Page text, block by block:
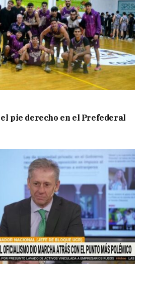
pie derecho en el Prefederal